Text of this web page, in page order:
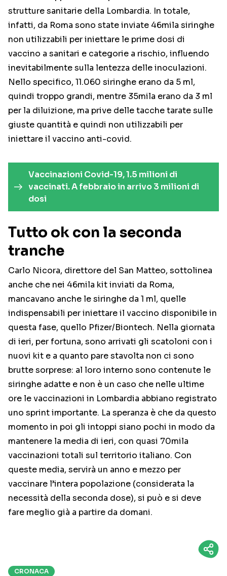
strutture sanitarie della Lombardia. In totale,
infatti, da Roma sono state inviate 46mila siringhe
non utilizzabili per iniettare le prime dosi di
vaccino a sanitari e categorie a rischio, influendo
inevitabilmente sulla lentezza delle inoculazioni.
Nello specifico, 11.060 siringhe erano da 5 ml,
quindi troppo grandi, mentre 35mila erano da 3 ml
per la diluizione, ma prive delle tacche tarate sulle
giuste quantità e quindi non utilizzabili per
iniettare il vaccino anti-covid.
Vaccinazioni Covid-19, 1.5 milioni di
vaccinati. A febbraio in arrivo 3 milioni di
dosi
Tutto ok con la seconda
tranche
Carlo Nicora, direttore del San Matteo, sottolinea
anche che nei 46mila kit inviati da Roma,
mancavano anche le siringhe da 1 ml, quelle
indispensabili per iniettare il vaccino disponibile in
questa fase, quello Pfizer/Biontech. Nella giornata
di ieri, per fortuna, sono arrivati gli scatoloni con i
nuovi kit e a quanto pare stavolta non ci sono
brutte sorprese: al loro interno sono contenute le
siringhe adatte e non è un caso che nelle ultime
ore le vaccinazioni in Lombardia abbiano registrato
uno sprint importante. La speranza è che da questo
momento in poi gli intoppi siano pochi in modo da
mantenere la media di ieri, con quasi 70mila
vaccinazioni totali sul territorio italiano. Con
queste media, servirà un anno e mezzo per
vaccinare l’intera popolazione (considerata la
necessità della seconda dose), si può e si deve
fare meglio già a partire da domani.
CRONACA